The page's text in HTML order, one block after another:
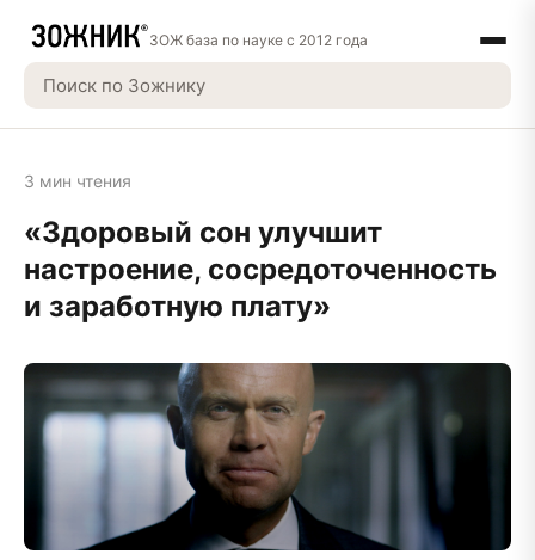
ЗОЖ база по науке с 2012 года
3 мин чтения
«Здоровый сон улучшит
настроение, сосредоточенность
и заработную плату»